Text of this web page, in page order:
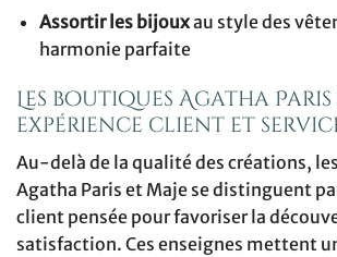
Assortir les bijouxau style des
harmonie parfaite
Les boutiques Agatha Paris
expérience client et
Au-delà de la qualité des créations,
Agatha Paris et Maje se distinguent
client pensée pour favoriser la
satisfaction. Ces enseignes mettent